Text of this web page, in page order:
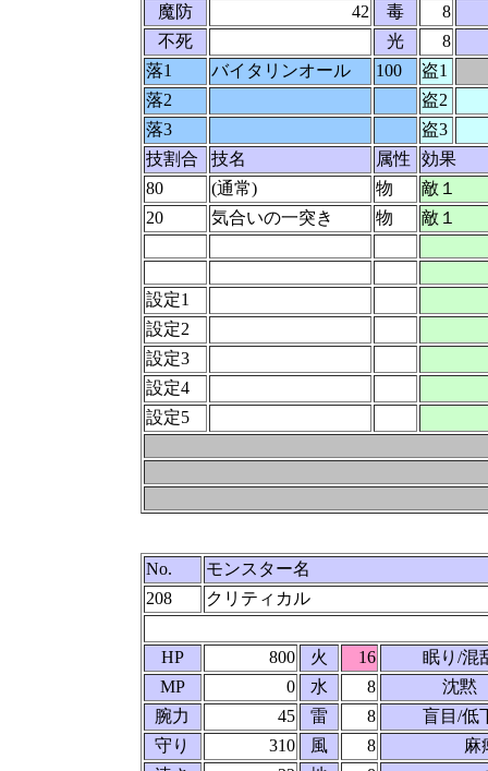
魔防
42 毒
8
不死
光
8
落1
バイタリンオール 100
盗1
落2
盗2
落3
盗3
技割合
技名 属性
効果
80
(通常) 物
敵１
20
気合いの一突き 物 敵１
設定1
設定2
設定3
設定4
設定5
No.
モンスター名
208
クリティカル
HP 800 火 16
眠り/混
MP
0 水 8
沈黙
腕力
45 雷 8
盲目/低
守り
310 風 8
麻